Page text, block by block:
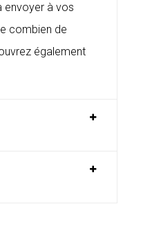
envoyer à vos
combien de
également